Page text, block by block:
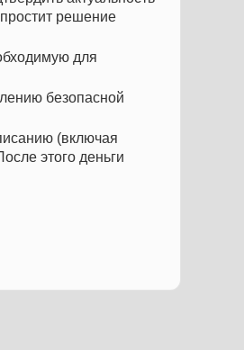
решение
для
безопасной
(включая
этого деньги